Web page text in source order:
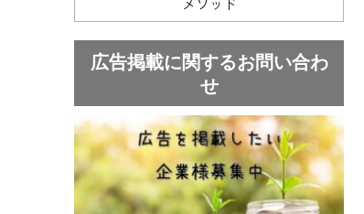
広告掲載に関するお問い合わ
せ